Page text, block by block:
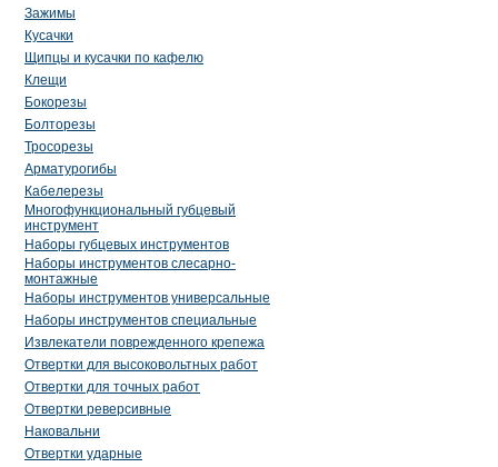
Зажимы
Кусачки
Щипцы и кусачки по кафелю
Клещи
Бокорезы
Болторезы
Тросорезы
Арматурогибы
Кабелерезы
Многофункциональный губцевый
инструмент
Наборы губцевых инструментов
Наборы инструментов слесарно-
монтажные
Наборы инструментов универсальные
Наборы инструментов специальные
Извлекатели поврежденного крепежа
Отвертки для высоковольтных работ
Отвертки для точных работ
Отвертки реверсивные
Наковальни
Отвертки ударные